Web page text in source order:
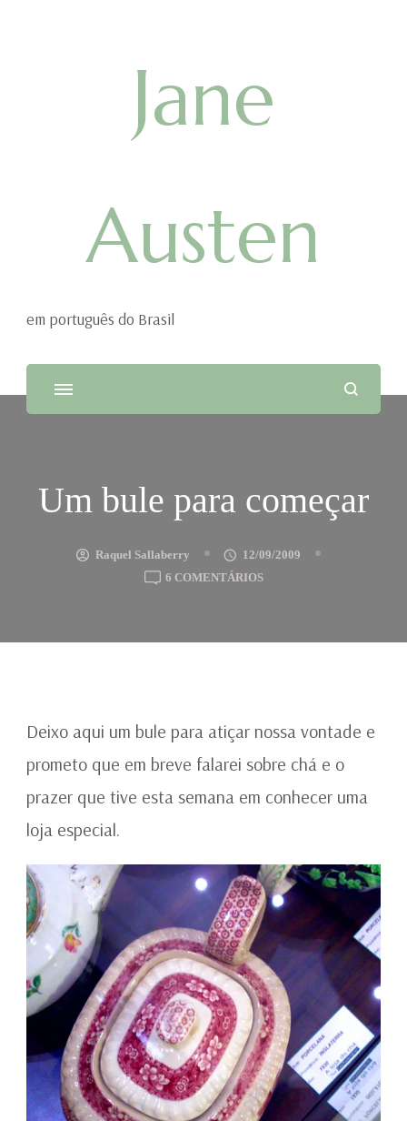
Jane
Austen
em português do Brasil
Um bule para começar
Raquel Sallaberry
12/09/2009
6 COMENTÁRIOSEM
PARA
Deixo aqui um bule para atiçar nossa vontade e
prometo que em breve falarei sobre chá e o
prazer que tive esta semana em conhecer uma
loja especial.